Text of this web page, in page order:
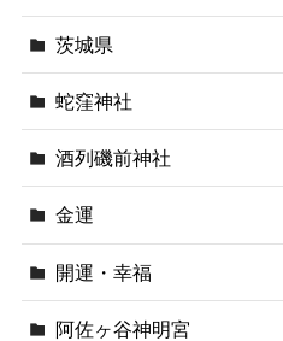
茨城県
蛇窪神社
酒列磯前神社
金運
開運・幸福
阿佐ヶ谷神明宮